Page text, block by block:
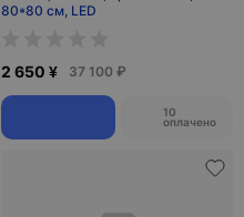
80*80 см, LED
2 650 ¥ 37 100 ₽
10
оплачено